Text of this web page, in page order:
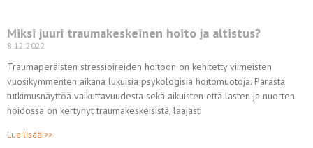
Miksi juuri traumakeskeinen hoito ja altistus?
8.12.2022
Traumaperäisten stressioireiden hoitoon on kehitetty viimeisten
vuosikymmenten aikana lukuisia psykologisia hoitomuotoja. Parasta
tutkimusnäyttöä vaikuttavuudesta sekä aikuisten että lasten ja nuorten
hoidossa on kertynyt traumakeskeisistä, laajasti
Lue lisää >>